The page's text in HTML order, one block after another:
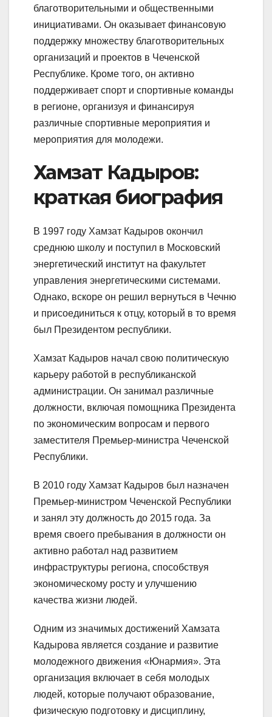
благотворительными и общественными
инициативами. Он оказывает финансовую
поддержку множеству благотворительных
организаций и проектов в Чеченской
Республике. Кроме того, он активно
поддерживает спорт и спортивные команды
в регионе, организуя и финансируя
различные спортивные мероприятия и
мероприятия для молодежи.
Хамзат Кадыров:
краткая биография
В 1997 году Хамзат Кадыров окончил
среднюю школу и поступил в Московский
энергетический институт на факультет
управления энергетическими системами.
Однако, вскоре он решил вернуться в Чечню
и присоединиться к отцу, который в то время
был Президентом республики.
Хамзат Кадыров начал свою политическую
карьеру работой в республиканской
администрации. Он занимал различные
должности, включая помощника Президента
по экономическим вопросам и первого
заместителя Премьер-министра Чеченской
Республики.
В 2010 году Хамзат Кадыров был назначен
Премьер-министром Чеченской Республики
и занял эту должность до 2015 года. За
время своего пребывания в должности он
активно работал над развитием
инфраструктуры региона, способствуя
экономическому росту и улучшению
качества жизни людей.
Одним из значимых достижений Хамзата
Кадырова является создание и развитие
молодежного движения «Юнармия». Эта
организация включает в себя молодых
людей, которые получают образование,
физическую подготовку и дисциплину,